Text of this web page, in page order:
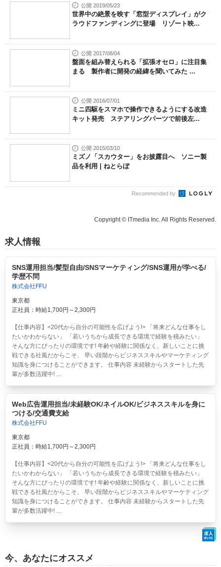
公開 2019/05/23
世界中の絶景を映す「窓型ディスプレイ」がク
ラウドファンディングに登場 リゾート映...
公開 2017/08/04
盤面を組み替えられる「拡張オセロ」に注目集
まる 製作者に開発の経緯を聞いてみた ...
公開 2016/07/01
ミニ四駆をスマホで操作できるようにする改造
キット発売 ステアリングパーツで前後左...
公開 2015/03/10
ミズノ「スカウター」をお披露目へ ソニー製
品を利用 | ねとらぼ
Recommended by
Copyright © ITmedia Inc. All Rights Reserved.
求人情報
SNS運用担当/髪型自由/SNSマーケティング/SNS運用が学べる/
学歴不問
株式会社FFU
東京都
正社員：時給1,700円～2,300円
【仕事内容】<20代から自分の可能性を広げよう!> 「将来どんな仕事をし
たいかわからない」 「若いうちから成長できる環境で経験を積みたい」
そんな方にぴったりの環境です! 年齢や経験に関係なく、新しいことに挑
戦できる社風だからこそ、 早い段階からビジネススキルやマーケティング
知識を身につけることができます。 仕事内容 未経験からスタートした先
輩が多数活躍中! ...
Web広告運用担当/未経験OK/ネイルOK/ビジネススキルを身に
つける/交通費支給
株式会社FFU
東京都
正社員：時給1,700円～2,300円
【仕事内容】<20代から自分の可能性を広げよう!> 「将来どんな仕事をし
たいかわからない」 「若いうちから成長できる環境で経験を積みたい」
そんな方にぴったりの環境です! 年齢や経験に関係なく、新しいことに挑
戦できる社風だからこそ、 早い段階からビジネススキルやマーケティング
知識を身につけることができます。 仕事内容 未経験からスタートした先
輩が多数活躍中! ...
今、あなたにオススメ